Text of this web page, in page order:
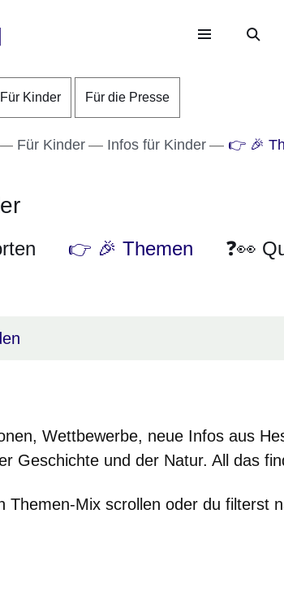
der Seite
der Seite
Für Kinder Für die Presse
Für Kinder Infos für Kinder 👉 🎉
👉 🎉 Themen
❓👀
Wettbewerbe, neue Infos aus
Geschichte und der Natur. All das
Themen-Mix scrollen oder du filterst